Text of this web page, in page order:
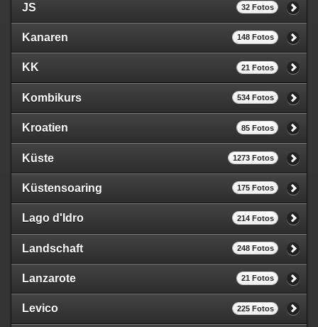
JS 32 Fotos
Kanaren 148 Fotos
KK 21 Fotos
Kombikurs 534 Fotos
Kroatien 85 Fotos
Küste 1273 Fotos
Küstensoaring 175 Fotos
Lago d'Idro 214 Fotos
Landschaft 248 Fotos
Lanzarote 21 Fotos
Levico 225 Fotos